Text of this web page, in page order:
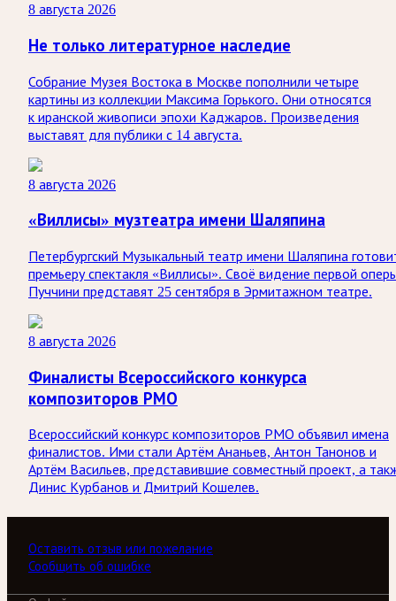
8 августа 2026
Не только литературное наследие
Собрание Музея Востока в Москве пополнили четыре
картины из коллекции Максима Горького. Они относятся
к иранской живописи эпохи Каджаров. Произведения
выставят для публики с 14 августа.
8 августа 2026
«Виллисы» музтеатра имени Шаляпина
Петербургский Музыкальный театр имени Шаляпина
премьеру спектакля «Виллисы». Своё видение первой
Пуччини представят 25 сентября в Эрмитажном театре.
8 августа 2026
Финалисты Всероссийского конкурса
композиторов РМО
Всероссийский конкурс композиторов РМО объявил имена
финалистов. Ими стали Артём Ананьев, Антон Танонов и
Артём Васильев, представившие совместный проект, а
Динис Курбанов и Дмитрий Кошелев.
Оставить отзыв или пожелание
Сообщить об ошибке